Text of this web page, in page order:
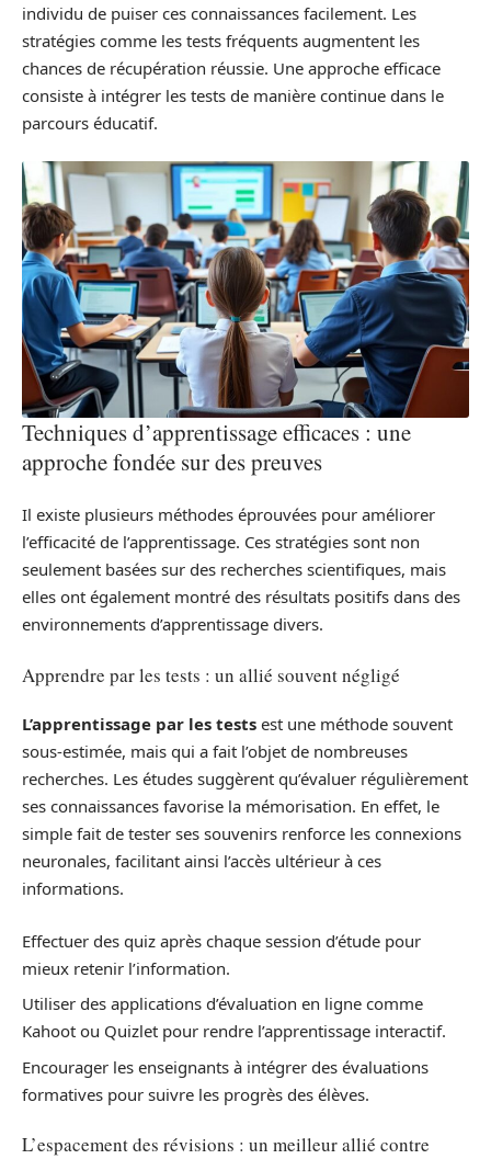
individu de puiser ces connaissances facilement. Les
stratégies comme les tests fréquents augmentent les
chances de récupération réussie. Une approche efficace
consiste à intégrer les tests de manière continue dans le
parcours éducatif.
Techniques d’apprentissage efficaces : une
approche fondée sur des preuves
Il existe plusieurs méthodes éprouvées pour améliorer
l’efficacité de l’apprentissage. Ces stratégies sont non
seulement basées sur des recherches scientifiques, mais
elles ont également montré des résultats positifs dans des
environnements d’apprentissage divers.
Apprendre par les tests : un allié souvent négligé
L’apprentissage par les tests est une méthode souvent
sous-estimée, mais qui a fait l’objet de nombreuses
recherches. Les études suggèrent qu’évaluer régulièrement
ses connaissances favorise la mémorisation. En effet, le
simple fait de tester ses souvenirs renforce les connexions
neuronales, facilitant ainsi l’accès ultérieur à ces
informations.
Effectuer des quiz après chaque session d’étude pour
mieux retenir l’information.
Utiliser des applications d’évaluation en ligne comme
Kahoot ou Quizlet pour rendre l’apprentissage interactif.
Encourager les enseignants à intégrer des évaluations
formatives pour suivre les progrès des élèves.
L’espacement des révisions : un meilleur allié contre